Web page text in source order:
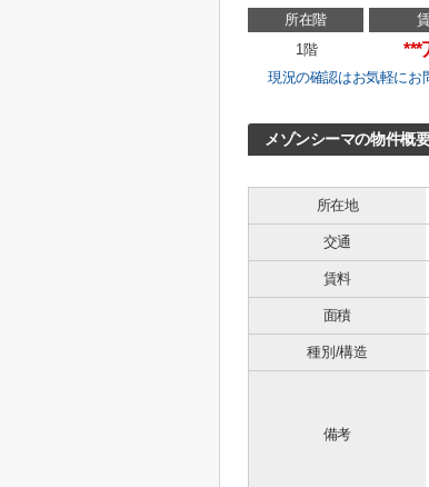
所在階
1階
***
現況の確認はお気軽にお
メゾンシーマの物件概
所在地
交通
賃料
面積
種別/構造
備考